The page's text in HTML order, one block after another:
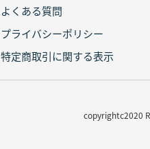
よくある質問
プライバシーポリシー
特定商取引に関する表示
copyrightc2020